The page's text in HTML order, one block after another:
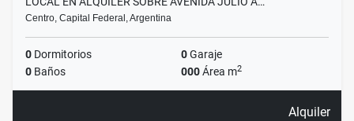
Centro, Capital Federal, Argentina
0 Dormitorios 0Garaje
0 Baños 000Área m2
Alquiler